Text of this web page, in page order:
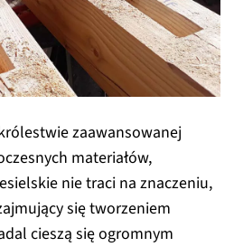
zaawansowanej
materiałów,
nie traci na znaczeniu,
się tworzeniem
cieszą się ogromnym